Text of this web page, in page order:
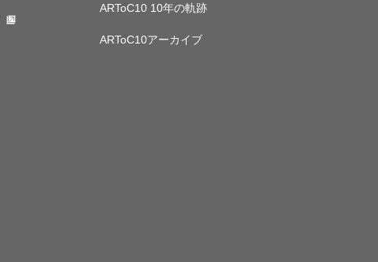
ARToC10 10年の軌跡
ARToC10アーカイブ